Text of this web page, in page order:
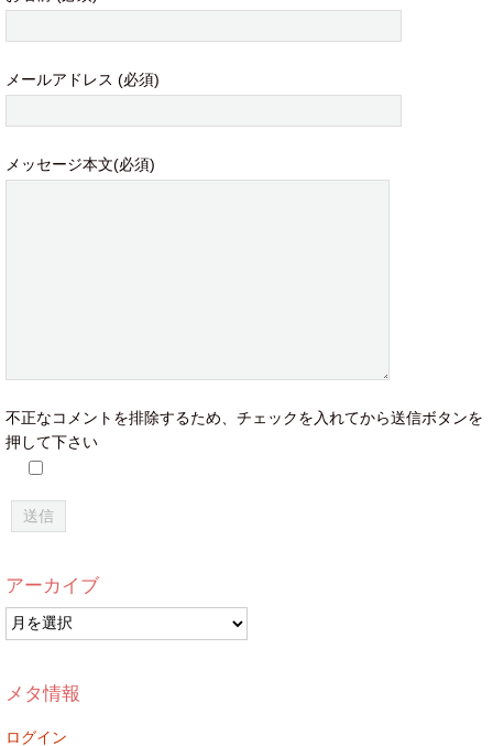
メールアドレス (必須)
メッセージ本文(必須)
不正なコメントを排除するため、チェックを入れてから送信ボタンを
押して下さい
アーカイブ
ア
ー
イ
メタ情報
ログイン